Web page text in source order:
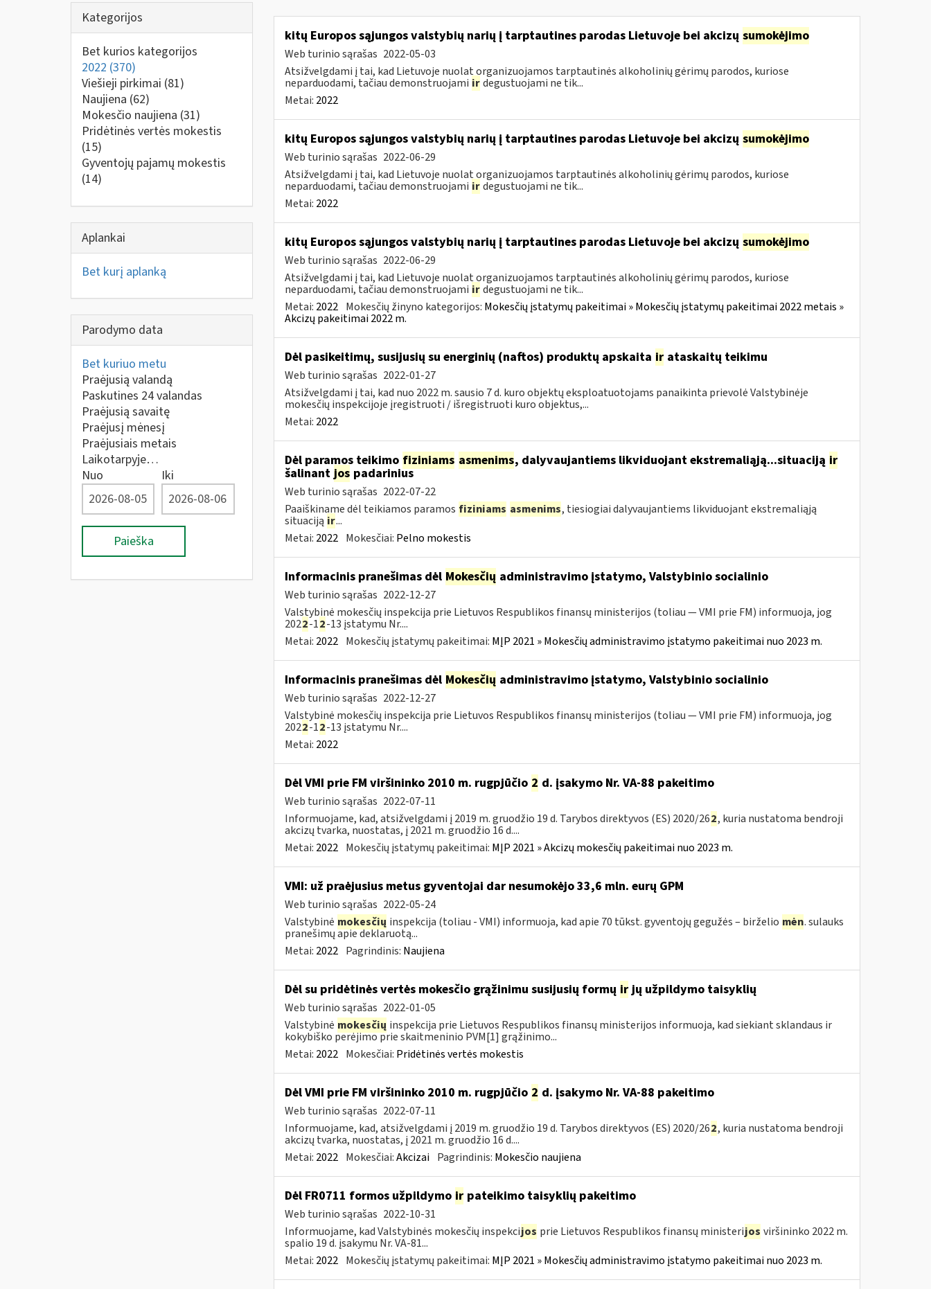
Kategorijos
Bet kurios kategorijos
2022 (370)
Viešieji pirkimai (81)
Naujiena (62)
Mokesčio naujiena (31)
Pridėtinės vertės mokestis
(15)
Gyventojų pajamų mokestis
(14)
Aplankai
Bet kurį aplanką
Parodymo data
Bet kuriuo metu
Praėjusią valandą
Paskutines 24 valandas
Praėjusią savaitę
Praėjusį mėnesį
Praėjusiais metais
Laikotarpyje…
Nuo
Iki
Paieška
kitų Europos sąjungos valstybių narių į tarptautines parodas Lietuvoje bei akcizų sumokėjimo
Web turinio sąrašas 2022-05-03
Atsižvelgdami į tai, kad Lietuvoje nuolat organizuojamos tarptautinės alkoholinių gėrimų parodos, kuriose
neparduodami, tačiau demonstruojami ir degustuojami ne tik...
Metai: 2022
kitų Europos sąjungos valstybių narių į tarptautines parodas Lietuvoje bei akcizų sumokėjimo
Web turinio sąrašas 2022-06-29
Atsižvelgdami į tai, kad Lietuvoje nuolat organizuojamos tarptautinės alkoholinių gėrimų parodos, kuriose
neparduodami, tačiau demonstruojami ir degustuojami ne tik...
Metai: 2022
kitų Europos sąjungos valstybių narių į tarptautines parodas Lietuvoje bei akcizų sumokėjimo
Web turinio sąrašas 2022-06-29
Atsižvelgdami į tai, kad Lietuvoje nuolat organizuojamos tarptautinės alkoholinių gėrimų parodos, kuriose
neparduodami, tačiau demonstruojami ir degustuojami ne tik...
Metai: 2022 Mokesčių žinyno kategorijos: Mokesčių įstatymų pakeitimai » Mokesčių įstatymų pakeitimai 2022 metais »
Akcizų pakeitimai 2022 m.
Dėl pasikeitimų, susijusių su energinių (naftos) produktų apskaita irataskaitų teikimu
Web turinio sąrašas 2022-01-27
Atsižvelgdami į tai, kad nuo 2022 m. sausio 7 d. kuro objektų eksploatuotojams panaikinta prievolė Valstybinėje
mokesčių inspekcijoje įregistruoti / išregistruoti kuro objektus,...
Metai: 2022
Dėl paramos teikimo fiziniams asmenims, dalyvaujantiems likviduojant ekstremaliąją...situaciją ir
šalinantjos padarinius
Web turinio sąrašas 2022-07-22
Paaiškiname dėl teikiamos paramos fiziniams asmenims, tiesiogiai dalyvaujantiems likviduojant ekstremaliąją
situaciją ir...
Metai: 2022 Mokesčiai: Pelno mokestis
Informacinis pranešimas dėl Mokesčių administravimo įstatymo, Valstybinio socialinio
Web turinio sąrašas 2022-12-27
Valstybinė mokesčių inspekcija prie Lietuvos Respublikos finansų ministerijos (toliau — VMI prie FM) informuoja, jog
2022-12-13 įstatymu Nr....
Metai: 2022 Mokesčių įstatymų pakeitimai: MĮP 2021 » Mokesčių administravimo įstatymo pakeitimai nuo 2023 m.
Informacinis pranešimas dėl Mokesčių administravimo įstatymo, Valstybinio socialinio
Web turinio sąrašas 2022-12-27
Valstybinė mokesčių inspekcija prie Lietuvos Respublikos finansų ministerijos (toliau — VMI prie FM) informuoja, jog
2022-12-13 įstatymu Nr....
Metai: 2022
Dėl VMI prie FM viršininko 2010 m. rugpjūčio 2 d. įsakymo Nr. VA-88 pakeitimo
Web turinio sąrašas 2022-07-11
Informuojame, kad, atsižvelgdami į 2019 m. gruodžio 19 d. Tarybos direktyvos (ES) 2020/262, kuria nustatoma bendroji
akcizų tvarka, nuostatas, į 2021 m. gruodžio 16 d....
Metai: 2022 Mokesčių įstatymų pakeitimai: MĮP 2021 » Akcizų mokesčių pakeitimai nuo 2023 m.
VMI: už praėjusius metus gyventojai dar nesumokėjo 33,6 mln. eurų GPM
Web turinio sąrašas 2022-05-24
Valstybinė mokesčių inspekcija (toliau - VMI) informuoja, kad apie 70 tūkst. gyventojų gegužės – birželio mėn. sulauks
pranešimų apie deklaruotą...
Metai: 2022 Pagrindinis: Naujiena
Dėl su pridėtinės vertės mokesčio grąžinimu susijusių formų irjų užpildymo taisyklių
Web turinio sąrašas 2022-01-05
Valstybinė mokesčių inspekcija prie Lietuvos Respublikos finansų ministerijos informuoja, kad siekiant sklandaus ir
kokybiško perėjimo prie skaitmeninio PVM[1] grąžinimo...
Metai: 2022 Mokesčiai: Pridėtinės vertės mokestis
Dėl VMI prie FM viršininko 2010 m. rugpjūčio 2 d. įsakymo Nr. VA-88 pakeitimo
Web turinio sąrašas 2022-07-11
Informuojame, kad, atsižvelgdami į 2019 m. gruodžio 19 d. Tarybos direktyvos (ES) 2020/262, kuria nustatoma bendroji
akcizų tvarka, nuostatas, į 2021 m. gruodžio 16 d....
Metai: 2022 Mokesčiai:Akcizai Pagrindinis: Mokesčio naujiena
Dėl FR0711 formos užpildymo irpateikimo taisyklių pakeitimo
Web turinio sąrašas 2022-10-31
Informuojame, kad Valstybinės mokesčių inspekcijos prie Lietuvos Respublikos finansų ministerijos viršininko 2022 m.
spalio 19 d. įsakymu Nr. VA-81...
Metai: 2022 Mokesčių įstatymų pakeitimai: MĮP 2021 » Mokesčių administravimo įstatymo pakeitimai nuo 2023 m.